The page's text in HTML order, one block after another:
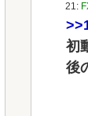
21:
初
後